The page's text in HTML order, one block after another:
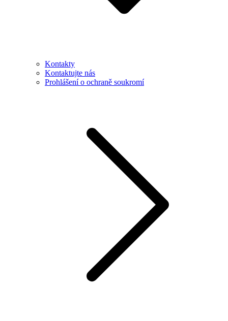
Kontakty
Kontaktujte nás
Prohlášení o ochraně soukromí